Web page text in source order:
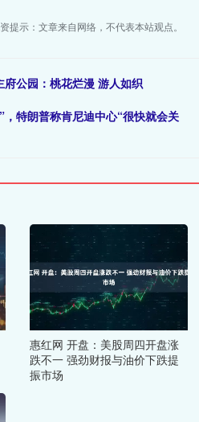
提示：文章来自网络，不代表本站观点。
公园：桃花烂漫 游人如织
，特朗普称肯尼迪中心“很快就会关
惠红网 开盘：美股周四开盘涨
跌不一 强劲财报与油价下跌提
振市场